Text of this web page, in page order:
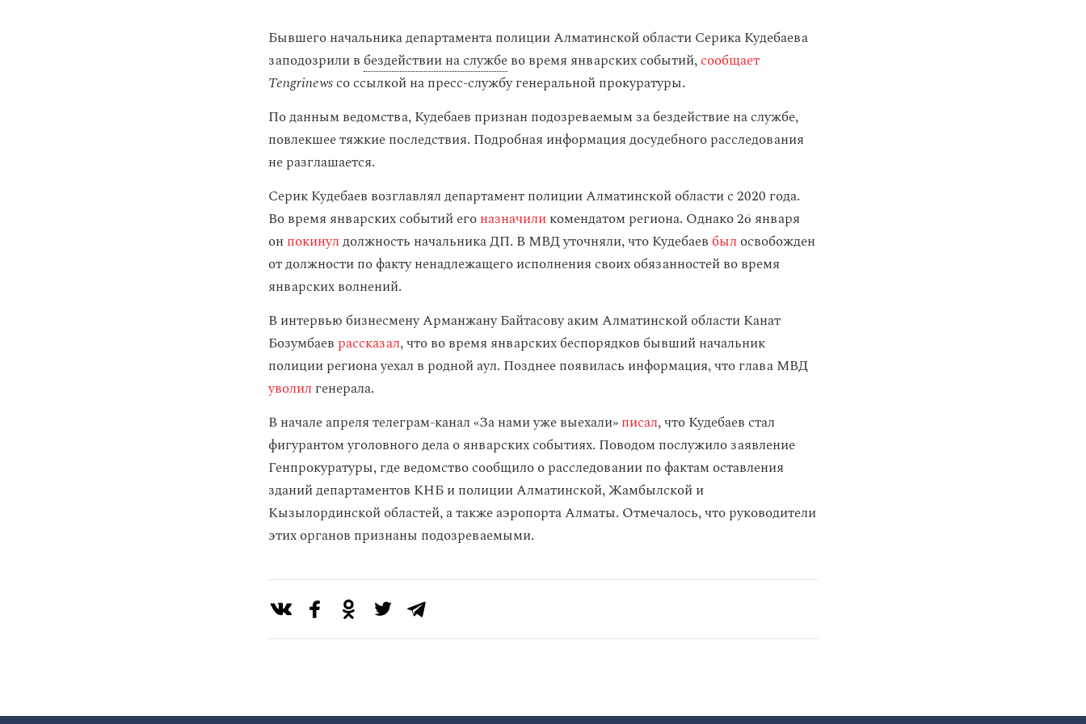
Бывшего начальника департамента полиции Алматинской области Серика Кудебаева
заподозрили вбездействии на службево время январских событий,сообщает
Tengrinewsсо ссылкой на пресс-службу генеральной прокуратуры.
По данным ведомства, Кудебаев признан подозреваемым за бездействие на службе,
повлекшее тяжкие последствия. Подробная информация досудебного расследования
не разглашается.
Серик Кудебаев возглавлял департамент полиции Алматинской области с 2020 года.
Во время январских событий егоназначиликомендатом региона. Однако 26 января
он покинулдолжность начальника ДП. В МВД уточняли, что Кудебаевбыл освобожден
от должности по факту ненадлежащего исполнения своих обязанностей во время
январских волнений.
В интервью бизнесмену Арманжану Байтасову аким Алматинской области Канат
Бозумбаев рассказал, что во время январских беспорядков бывший начальник
полиции региона уехал в родной аул. Позднее появилась информация, что глава МВД
уволил генерала.
В начале апреля телеграм-канал «За нами уже выехали»писал, что Кудебаев стал
фигурантом уголовного дела о январских событиях. Поводом послужило заявление
Генпрокуратуры, где ведомство сообщило о расследовании по фактам оставления
зданий департаментов КНБ и полиции Алматинской, Жамбылской и
Кызылординской областей, а также аэропорта Алматы. Отмечалось, что руководители
этих органов признаны подозреваемыми.